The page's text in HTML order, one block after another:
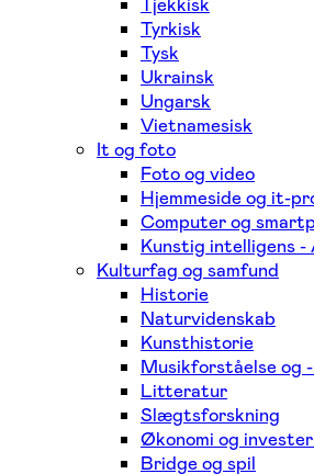
Tyrkisk
Tysk
Ukrainsk
Ungarsk
Vietnamesisk
It og foto
Foto og video
Hjemmeside og it-
Computer og
Kunstig intelligens -
Kulturfag og samfund
Historie
Naturvidenskab
Kunsthistorie
Musikforståelse og
Litteratur
Slægtsforskning
Økonomi og
Bridge og spil